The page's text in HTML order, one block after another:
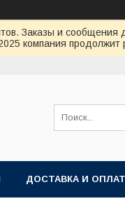
Заказы и
компания
ДОСТАВКА И